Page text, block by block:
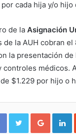
cada hija y/o hijo
de la Asignación
la AUH cobran
la presentación
controles médicos.
$1.229 por hijo o
FacebookTwitterGoogle+